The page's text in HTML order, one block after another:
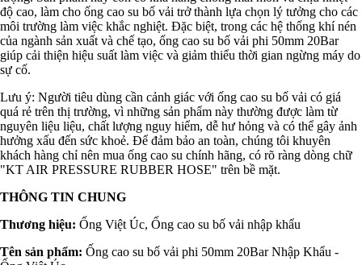
độ cao, làm cho ống cao su bố vải trở thành lựa chọn lý tưởng cho các
môi trường làm việc khắc nghiệt. Đặc biệt, trong các hệ thống khí nén
của ngành sản xuất và chế tạo, ống cao su bố vải phi 50mm 20Bar
giúp cải thiện hiệu suất làm việc và giảm thiểu thời gian ngừng máy do
sự cố.
Lưu ý: Người tiêu dùng cần cảnh giác với ống cao su bố vải có giá
quá rẻ trên thị trường, vì những sản phẩm này thường được làm từ
nguyên liệu liệu, chất lượng nguy hiểm, dễ hư hỏng và có thể gây ảnh
hưởng xấu đến sức khoẻ. Để đảm bảo an toàn, chúng tôi khuyên
khách hàng chỉ nên mua ống cao su chính hãng, có rõ ràng dòng chữ
"KT AIR PRESSURE RUBBER HOSE" trên bề mặt.
THÔNG TIN CHUNG
Thương hiệu: Ống Việt Úc, Ống cao su bố vải nhập khẩu
Tên sản phẩm: Ống cao su bố vải phi 50mm 20Bar Nhập Khẩu -